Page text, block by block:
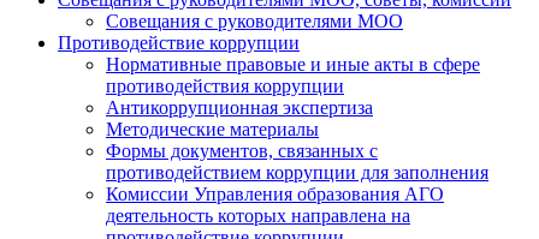
Совещания с руководителями МОО
Противодействие коррупции
Нормативные правовые и иные акты в сфере
противодействия коррупции
Антикоррупционная экспертиза
Методические материалы
Формы документов, связанных с
противодействием коррупции для заполнения
Комиссии Управления образования АГО
деятельность которых направлена на